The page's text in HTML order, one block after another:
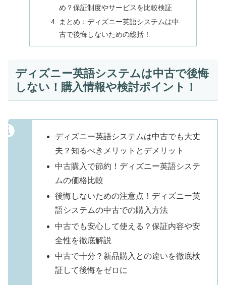
め？保証制度やサービスを比較検証
まとめ：ディズニー英語システムは中
古で後悔しないための総括！
ディズニー英語システムは中古で後悔
しない！購入情報や検討ポイント！
ディズニー英語システムは中古でも大丈
夫？知るべきメリットとデメリット
中古購入で節約！ディズニー英語システ
ムの価格比較
後悔しないための注意点！ディズニー英
語システムの中古での購入方法
中古でも安心して使える？保証内容や安
全性を徹底解説
中古で十分？新品購入との違いを徹底検
証して後悔をゼロに